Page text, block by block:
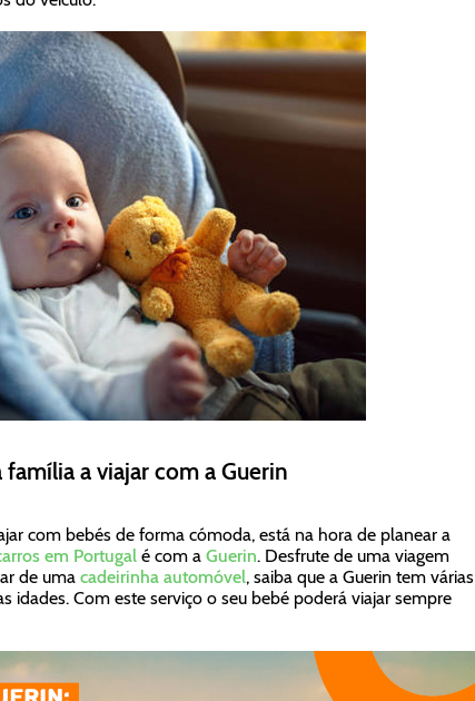
família a viajar com a Guerin
com bebés de forma cómoda, está na hora de planear a
em Portugalé com a Guerin. Desfrute de uma viagem
de uma cadeirinha automóvel, saiba que a Guerin tem várias
idades. Com este serviço o seu bebé poderá viajar sempre